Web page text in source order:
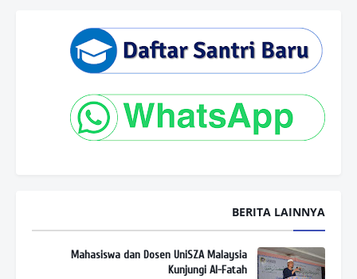
BERITA LAINNYA
Mahasiswa dan Dosen UniSZA Malaysia
Kunjungi Al-Fatah